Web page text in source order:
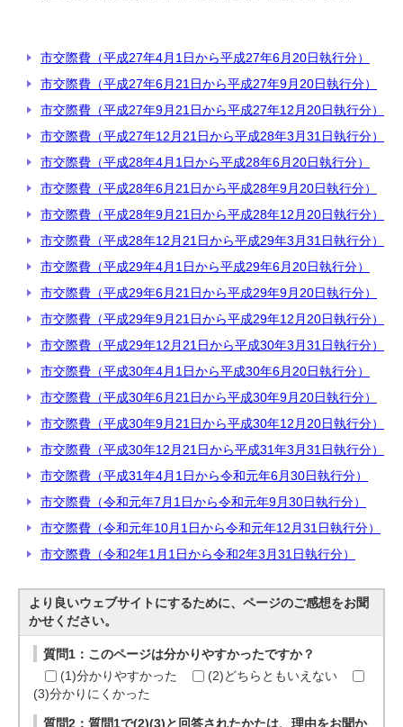
市交際費（平成27年4月1日から平成27年6月20日執行分）
市交際費（平成27年6月21日から平成27年9月20日執行分）
市交際費（平成27年9月21日から平成27年12月20日執行分）
市交際費（平成27年12月21日から平成28年3月31日執行分）
市交際費（平成28年4月1日から平成28年6月20日執行分）
市交際費（平成28年6月21日から平成28年9月20日執行分）
市交際費（平成28年9月21日から平成28年12月20日執行分）
市交際費（平成28年12月21日から平成29年3月31日執行分）
市交際費（平成29年4月1日から平成29年6月20日執行分）
市交際費（平成29年6月21日から平成29年9月20日執行分）
市交際費（平成29年9月21日から平成29年12月20日執行分）
市交際費（平成29年12月21日から平成30年3月31日執行分）
市交際費（平成30年4月1日から平成30年6月20日執行分）
市交際費（平成30年6月21日から平成30年9月20日執行分）
市交際費（平成30年9月21日から平成30年12月20日執行分）
市交際費（平成30年12月21日から平成31年3月31日執行分）
市交際費（平成31年4月1日から令和元年6月30日執行分）
市交際費（令和元年7月1日から令和元年9月30日執行分）
市交際費（令和元年10月1日から令和元年12月31日執行分）
市交際費（令和2年1月1日から令和2年3月31日執行分）
より良いウェブサイトにするために、ページのご感想をお聞
かせください。
質問1：このページは分かりやすかったですか？
(1)分かりやすかった
(2)どちらともいえない
(3)分かりにくかった
質問2：質問1で(2)(3)と回答されたかたは、理由をお聞か